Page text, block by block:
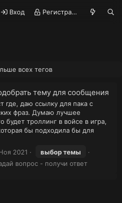
Вход Регистрация
всех тегов
тему для сообщения
где, даю ссылку для пака с
фраз. Думаю лучшее
будет троллинг в войсе в игра,
бы подходила бы для
2021 выбортемы
вопрос - получи ответ